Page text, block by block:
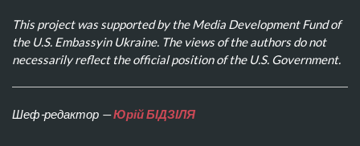
This project was supported by the Media Development Fund of
the U.S. Embassyin Ukraine. The views of the authors do not
necessarily reflect the official position of the U.S. Government.
Шеф-редактор —Юрій БІДЗІЛЯ